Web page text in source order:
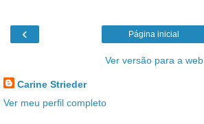
‹ Página inicial
Ver versão para a web
Carine Strieder
Ver meu perfil completo